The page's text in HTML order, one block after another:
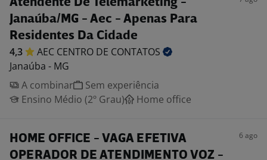
Atendente De Telemarketing -
Janaúba/MG - Aec - Apenas Para
Residentes Da Cidade
4,3 AEC CENTRO DE CONTATOS
Janaúba - MG
A combinar
Sem experiência
Ensino Médio (2º Grau)
Home office
HOME OFFICE - VAGA EFETIVA
OPERADOR DE ATENDIMENTO VOZ -
6 ago